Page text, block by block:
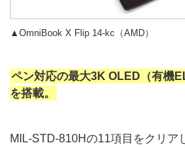
▲OmniBook X Flip 14-kc（AMD）
ペン対応の最大3K OLED（有機
を搭載。
MIL-STD-810Hの11項目をクリア